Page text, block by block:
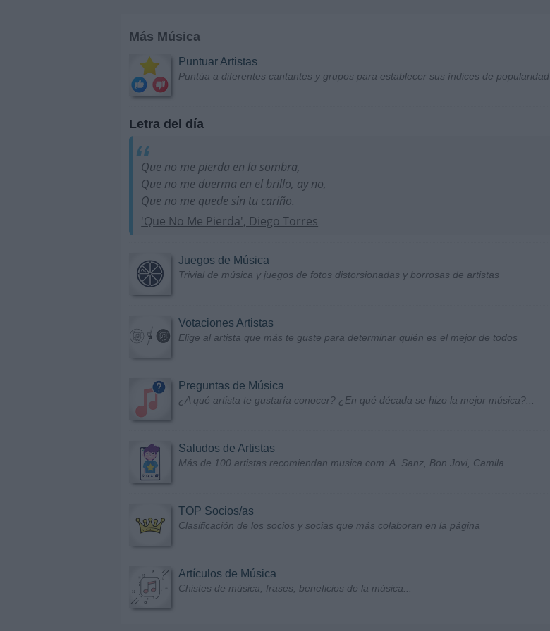
Más Música
Puntuar Artistas
Puntúa a diferentes cantantes y grupos para establecer sus índices de popularidad
Letra del día
Que no me pierda en la sombra,
Que no me duerma en el brillo, ay no,
Que no me quede sin tu cariño.
'Que No Me Pierda', Diego Torres
Juegos de Música
Trivial de música y juegos de fotos distorsionadas y borrosas de artistas
Votaciones Artistas
Elige al artista que más te guste para determinar quién es el mejor de todos
Preguntas de Música
¿A qué artista te gustaría conocer? ¿En qué década se hizo la mejor música?...
Saludos de Artistas
Más de 100 artistas recomiendan musica.com: A. Sanz, Bon Jovi, Camila...
TOP Socios/as
Clasificación de los socios y socias que más colaboran en la página
Artículos de Música
Chistes de música, frases, beneficios de la música...